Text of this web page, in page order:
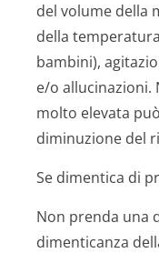
del volume della
della
bambini),
e/o allucinazioni.
molto elevata
diminuzione del
Se dimentica di
Non prenda una
dimenticanza